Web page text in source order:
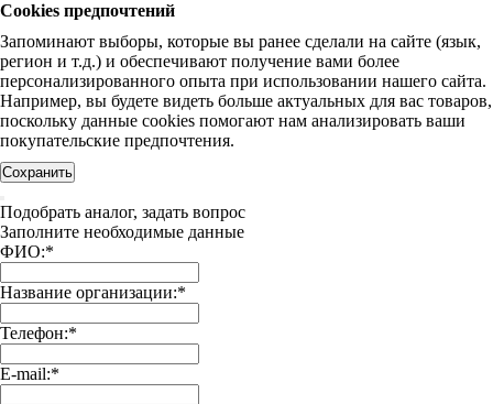
Cookies предпочтений
Запоминают выборы, которые вы ранее сделали на сайте (язык,
регион и т.д.) и обеспечивают получение вами более
персонализированного опыта при использовании нашего сайта.
Например, вы будете видеть больше актуальных для вас товаров,
поскольку данные cookies помогают нам анализировать ваши
покупательские предпочтения.
Сохранить
Подобрать аналог, задать вопрос
Заполните необходимые данные
ФИО:*
Название организации:*
Телефон:*
E-mail:*